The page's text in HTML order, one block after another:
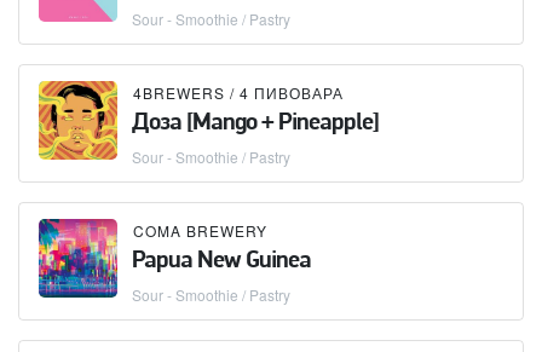
Sour - Smoothie / Pastry
4BREWERS / 4 ПИВОВАРА
Доза [Mango + Pineapple]
Sour - Smoothie / Pastry
COMA BREWERY
Papua New Guinea
Sour - Smoothie / Pastry